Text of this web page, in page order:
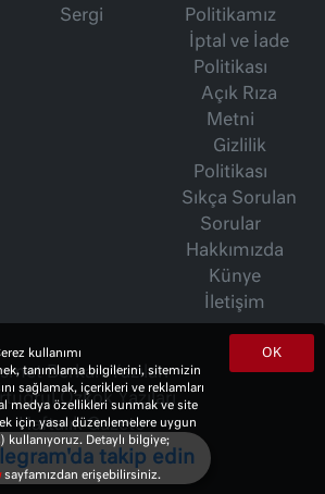
Sergi
Politikamız
İptal ve İade
Politikası
Açık Rıza
Metni
Gizlilik
Politikası
Sıkça Sorulan
Sorular
Hakkımızda
Künye
İletişim
Berkan Yazıları
Özkök Yazıları
Haftalık Gazete
OK
kullanımı
tanımlama bilgilerini, sitemizin
sağlamak, içerikleri ve reklamları
medya özellikleri sunmak ve site
için yasal düzenlemelere uygun
kullanıyoruz. Detaylı bilgiye;
sayfamızdan erişebilirsiniz.
takip edin